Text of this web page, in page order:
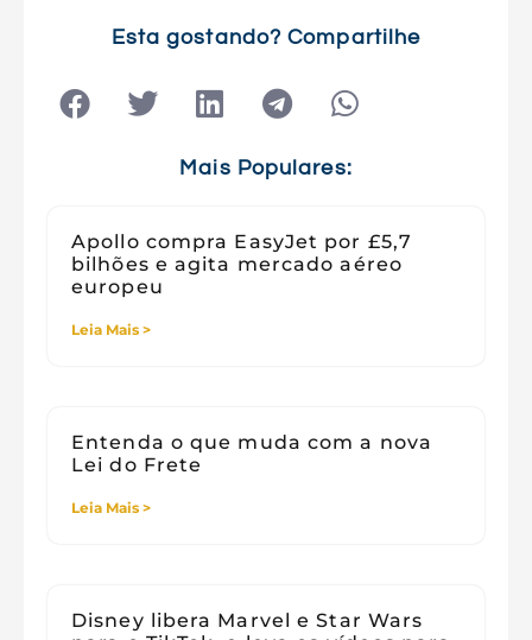
Tecnologia
Esta gostando? Compartilhe
Mais Populares:
Apollo compra EasyJet por £5,7
bilhões e agita mercado aéreo
europeu
Leia Mais >
Entenda o que muda com a nova
Lei do Frete
Leia Mais >
Disney libera Marvel e Star Wars